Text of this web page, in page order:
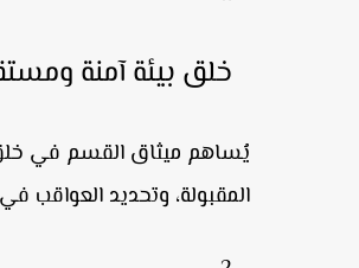
خلق بيئة آمنة
يُساهم ميثاق القسم في خلق
المقبولة، وتحديد العواقب